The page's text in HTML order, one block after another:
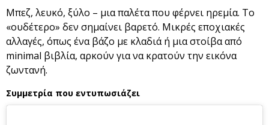
Μπεζ, λευκό, ξύλο – μια παλέτα που φέρνει ηρεμία. Το
«ουδέτερο» δεν σημαίνει βαρετό. Μικρές εποχιακές
αλλαγές, όπως ένα βάζο με κλαδιά ή μια στοίβα από
minimal βιβλία, αρκούν για να κρατούν την εικόνα
ζωντανή.
Συμμετρία που εντυπωσιάζει